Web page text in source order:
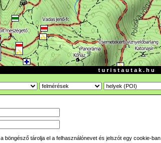
t u r i s t a u t a k . h u
a böngésző tárolja el a felhasználónevet és jelszót egy cookie-ban